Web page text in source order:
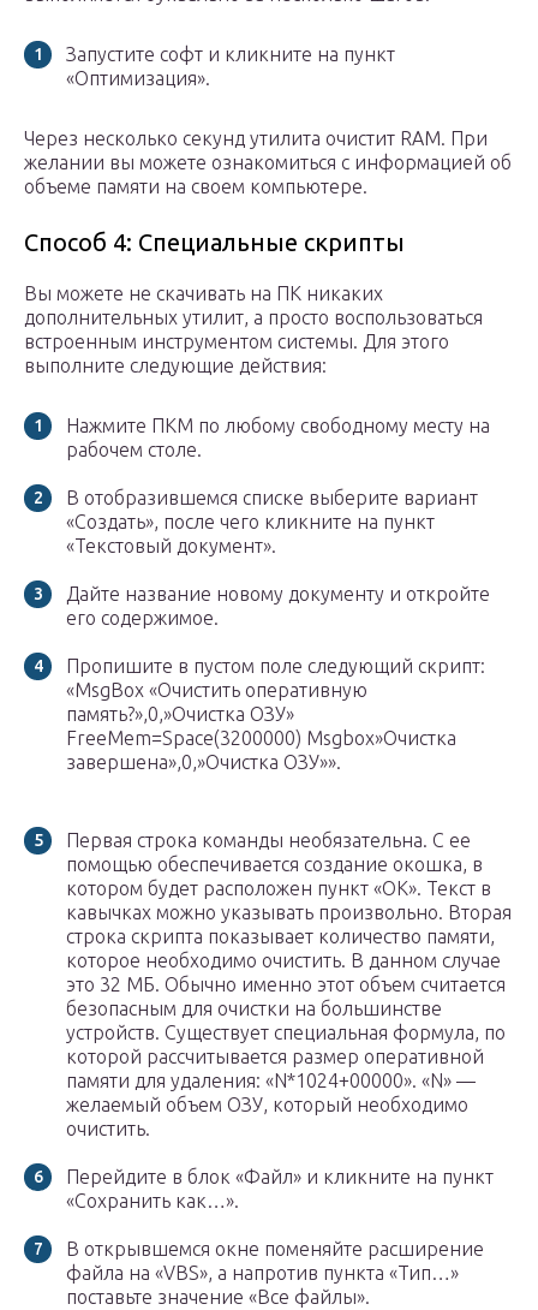
Запустите софт и кликните на пункт
«Оптимизация».
Через несколько секунд утилита очистит RAM. При
желании вы можете ознакомиться с информацией об
объеме памяти на своем компьютере.
Способ 4: Специальные скрипты
Вы можете не скачивать на ПК никаких
дополнительных утилит, а просто воспользоваться
встроенным инструментом системы. Для этого
выполните следующие действия:
Нажмите ПКМ по любому свободному месту на
рабочем столе.
В отобразившемся списке выберите вариант
«Создать», после чего кликните на пункт
«Текстовый документ».
Дайте название новому документу и откройте
его содержимое.
Пропишите в пустом поле следующий скрипт:
«MsgBox «Очистить оперативную
память?»,0,»Очистка ОЗУ»
FreeMem=Space(3200000) Msgbox»Очистка
завершена»,0,»Очистка ОЗУ»».
Первая строка команды необязательна. С ее
помощью обеспечивается создание окошка, в
котором будет расположен пункт «ОК». Текст в
кавычках можно указывать произвольно. Вторая
строка скрипта показывает количество памяти,
которое необходимо очистить. В данном случае
это 32 МБ. Обычно именно этот объем считается
безопасным для очистки на большинстве
устройств. Существует специальная формула, по
которой рассчитывается размер оперативной
памяти для удаления: «N*1024+00000». «N» —
желаемый объем ОЗУ, который необходимо
очистить.
Перейдите в блок «Файл» и кликните на пункт
«Сохранить как…».
В открывшемся окне поменяйте расширение
файла на «VBS», а напротив пункта «Тип…»
поставьте значение «Все файлы».